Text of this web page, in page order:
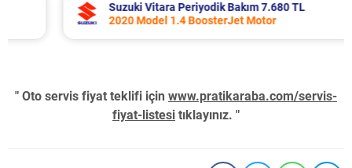
Suzuki Vitara Periyodik Bakım 7.680 TL
2020 Model 1.4 BoosterJet Motor
" Oto servis fiyat teklifi için www.pratikaraba.com/servis-
fiyat-listesi tıklayınız. "